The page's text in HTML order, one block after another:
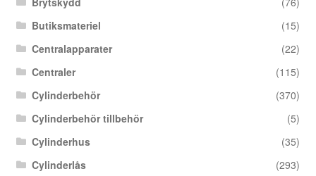
Butiksmateriel
(15)
Centralapparater
(22)
Centraler
(115)
Cylinderbehör
(370)
Cylinderbehör tillbehör
(5)
Cylinderhus
(35)
Cylinderlås
(293)